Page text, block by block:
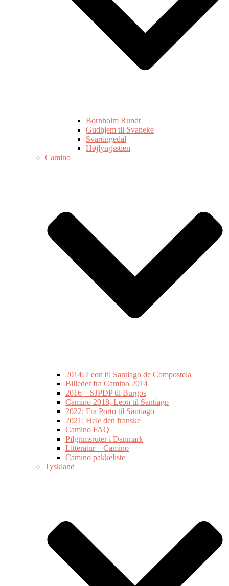
Bornholm Rundt
Gudhjem til Svaneke
Svartingedal
Højlyngsstien
Camino
2014: Leon til Santiago de Compostela
Billeder fra Camino 2014
2016 – SJPDP til Burgos
Camino 2018, Leon til Santiago
2022: Fra Porto til Santiago
2021: Hele den franske
Camino FAQ
Pilgrimsruter i Danmark
Litteratur – Camino
Camino pakkeliste
Tyskland